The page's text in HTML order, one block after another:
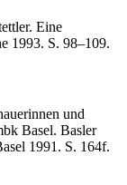
Eine
1993. S. 98–109.
und
Basel. Basler
1991. S. 164f.